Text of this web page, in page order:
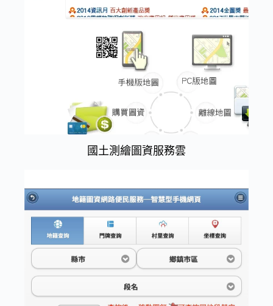
國土測繪圖資服務雲